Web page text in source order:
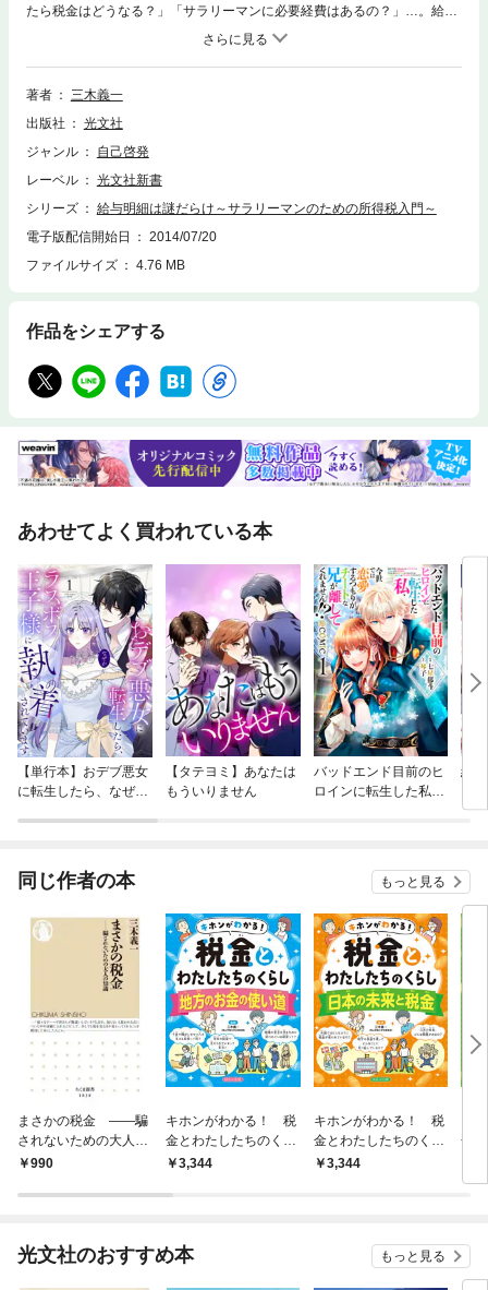
たら税金はどうなる？」「サラリーマンに必要経費はあるの？」…。給与
明細と所得税を税法の第一人者が解説。
著者
三木義一
出版社
光文社
ジャンル
自己啓発
レーベル
光文社新書
シリーズ
給与明細は謎だらけ～サラリーマンのための所得税入門～
電子版配信開始日
2014/07/20
ファイルサイズ
4.76 MB
作品をシェアする
あわせてよく買われている本
【単行本】おデブ悪女
に転生したら、なぜか
【タテヨミ】あなたは
もういりません
バッドエンド目前のヒ
ロインに転生した私、
結
同じ作者の本 もっと見る
まさかの税金 ――騙
されないための大人の
知識990
キホンがわかる！ 税
金とわたしたちのくら
し 地方のお金の使い
3,344
キホンがわかる！ 税
金とわたしたちのくら
し 日本の未来と税金
3,344
金
光文社のおすすめ本 もっと見る